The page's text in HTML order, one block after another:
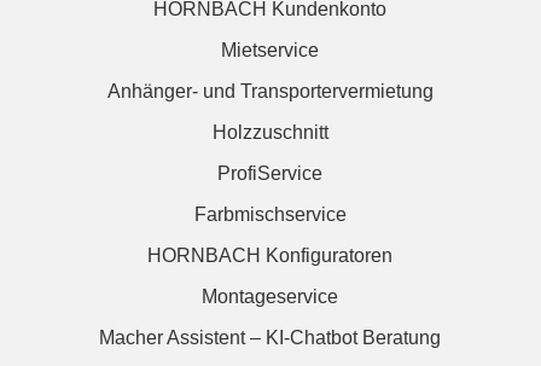
HORNBACH Kundenkonto
Mietservice
Anhänger- und Transportervermietung
Holzzuschnitt
ProfiService
Farbmischservice
HORNBACH Konfiguratoren
Montageservice
Macher Assistent – KI-Chatbot Beratung